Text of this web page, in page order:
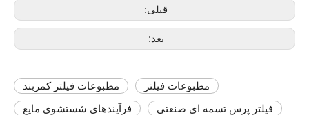
قبلی:
بعد:
مطبوعات فیلتر کمربند
مطبوعات فیلتر
فرآیندهای شستشوی مایع
فیلتر پرس تسمه ای صنعتی